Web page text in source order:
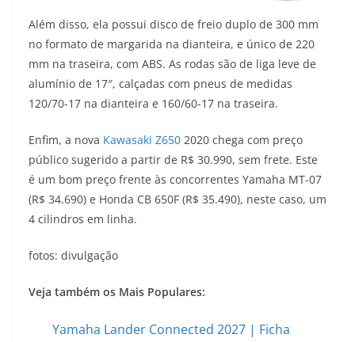
Além disso, ela possui disco de freio duplo de 300 mm
no formato de margarida na dianteira, e único de 220
mm na traseira, com ABS. As rodas são de liga leve de
alumínio de 17″, calçadas com pneus de medidas
120/70-17 na dianteira e 160/60-17 na traseira.
Enfim, a nova Kawasaki Z650 2020 chega com preço
público sugerido a partir de R$ 30.990, sem frete. Este
é um bom preço frente às concorrentes Yamaha MT-07
(R$ 34.690) e Honda CB 650F (R$ 35.490), neste caso, um
4 cilindros em linha.
fotos: divulgação
Veja também os Mais Populares:
Yamaha Lander Connected 2027 | Ficha